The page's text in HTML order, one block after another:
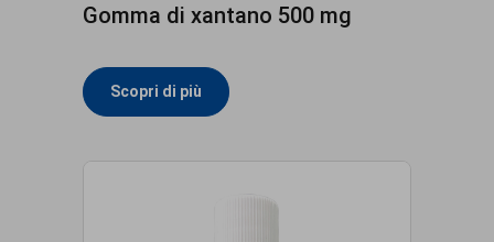
Gomma di xantano 500 mg
Scopri di più